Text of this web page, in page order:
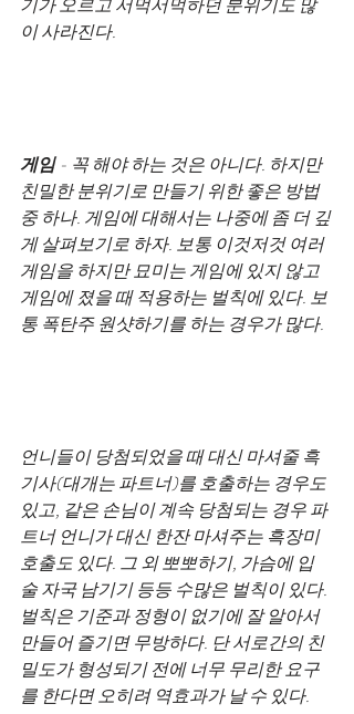
이 사라진다.
게임 - 꼭 해야 하는 것은 아니다. 하지만
친밀한 분위기로 만들기 위한 좋은 방법
중 하나. 게임에 대해서는 나중에 좀 더 깊
게 살펴보기로 하자. 보통 이것저것 여러
게임을 하지만 묘미는 게임에 있지 않고
게임에 졌을 때 적용하는 벌칙에 있다. 보
통 폭탄주 원샷하기를 하는 경우가 많다.
언니들이 당첨되었을 때 대신 마셔줄 흑
기사(대개는 파트너)를 호출하는 경우도
있고, 같은 손님이 계속 당첨되는 경우 파
트너 언니가 대신 한잔 마셔주는 흑장미
호출도 있다. 그 외 뽀뽀하기, 가슴에 입
술 자국 남기기 등등 수많은 벌칙이 있다.
벌칙은 기준과 정형이 없기에 잘 알아서
만들어 즐기면 무방하다. 단 서로간의 친
밀도가 형성되기 전에 너무 무리한 요구
를 한다면 오히려 역효과가 날 수 있다.